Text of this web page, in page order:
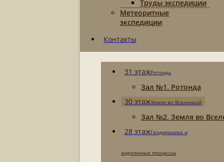
Труды экспедиции
Метеоритные
экспедиции
Контакты
31 этажРотонда
Зал №1. Ротонда
30 этажЗемля во Вселенной
Зал №2. Земля во
28 этажГеодинамика и
эндогенные процессы